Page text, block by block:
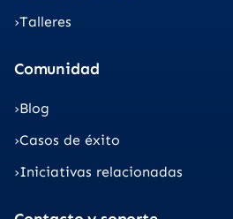
Talleres
Comunidad
Blog
Casos de éxito
Iniciativas relacionadas